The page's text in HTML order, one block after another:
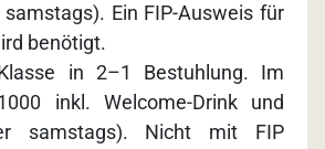
Ein FIP-Ausweis für
benötigt.
in 2–1 Bestuhlung. Im
inkl. Welcome-Drink und
samstags). Nicht mit FIP